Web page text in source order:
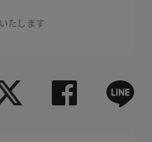
たします